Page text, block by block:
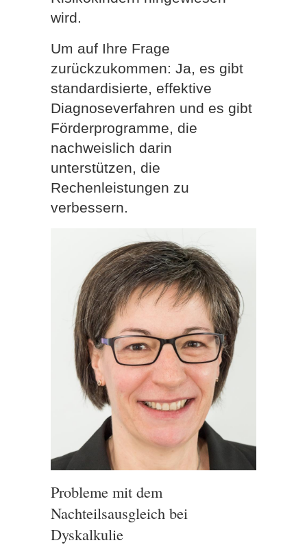
wird.
Um auf Ihre Frage
zurückzukommen: Ja, es gibt
standardisierte, effektive
Diagnoseverfahren und es gibt
Förderprogramme, die
nachweislich darin
unterstützen, die
Rechenleistungen zu
verbessern.
Probleme mit dem
Nachteilsausgleich bei
Dyskalkulie